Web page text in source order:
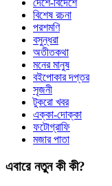
দেশে-বিদেশে
বিশেষ রচনা
পরশমণি
বসুন্ধরা
অতীতকথা
মনের মানুষ
বইপোকার দপ্তর
সৃজনী
টুকরো খবর
এক্কা-দোক্কা
ফটোগ্রাফি
মজার পাতা
এবারে নতুন কী কী?